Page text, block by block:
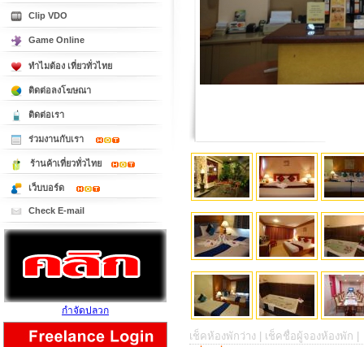
เช็คห้องพักว่าง | เช็คชื่อผู้จองห้องพัก |
Clip VDO
Game Online
ทำไมต้อง เที่ยวทั่วไทย
ติดต่อลงโฆษณา
ติดต่อเรา
ร่วมงานกับเรา
ร้านค้าเที่ยวทั่วไทย
เว็บบอร์ด
Check E-mail
กำจัดปลวก